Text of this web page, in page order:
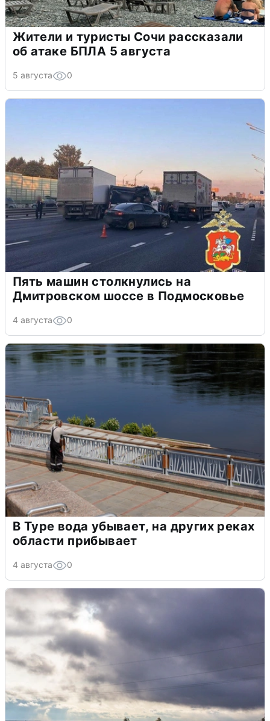
Жители и туристы Сочи рассказали
об атаке БПЛА 5 августа
5 августа 0
Пять машин столкнулись на
Дмитровском шоссе в Подмосковье
4 августа 0
В Туре вода убывает, на других реках
области прибывает
4 августа 0